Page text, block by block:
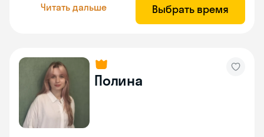
Читать дальше Выбрать время
Полина